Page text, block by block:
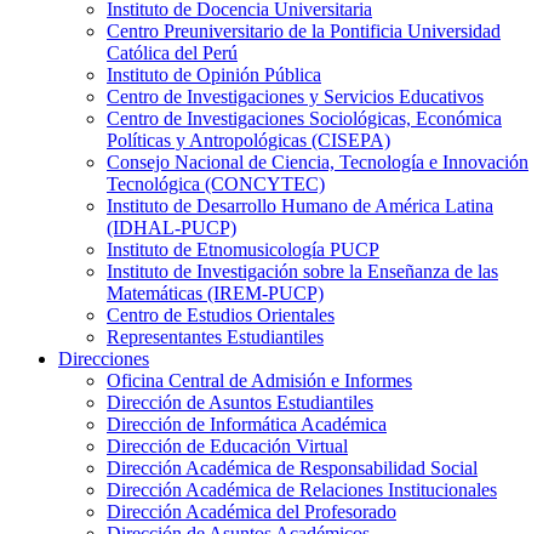
Instituto de Docencia Universitaria
Centro Preuniversitario de la Pontificia Universidad
Católica del Perú
Instituto de Opinión Pública
Centro de Investigaciones y Servicios Educativos
Centro de Investigaciones Sociológicas, Económica
Políticas y Antropológicas (CISEPA)
Consejo Nacional de Ciencia, Tecnología e Innovación
Tecnológica (CONCYTEC)
Instituto de Desarrollo Humano de América Latina
(IDHAL-PUCP)
Instituto de Etnomusicología PUCP
Instituto de Investigación sobre la Enseñanza de las
Matemáticas (IREM-PUCP)
Centro de Estudios Orientales
Representantes Estudiantiles
Direcciones
Oficina Central de Admisión e Informes
Dirección de Asuntos Estudiantiles
Dirección de Informática Académica
Dirección de Educación Virtual
Dirección Académica de Responsabilidad Social
Dirección Académica de Relaciones Institucionales
Dirección Académica del Profesorado